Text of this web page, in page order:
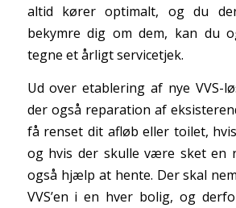
altid kører optimalt, og du
bekymre dig om dem, kan du
tegne et årligt servicetjek.
Ud over etablering af nye VVS-
der også reparation af
få renset dit afløb eller toilet,
og hvis der skulle være sket en
også hjælp at hente. Der skal
VVS’en i en hver bolig, og